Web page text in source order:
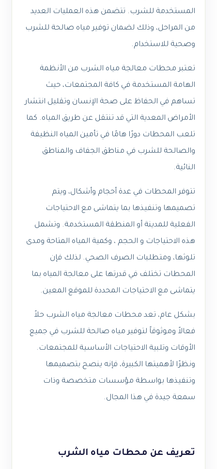
المستخدمة للشرب. تتضمن هذه العمليات العديد
من المراحل، وذلك لضمان توفير مياه صالحة للشرب
وصحية للاستخدام.
تعتبر محطات معالجة مياه الشرب من الأنظمة
الهامة المستخدمة في كافة المجتمعات، حيث
تساهم في الحفاظ على صحة الإنسان وتقليل انتشار
الأمراض المعدية التي قد تنتقل عن طريق المياه. كما
تلعب المحطات دورًا هامًا في تأمين المياه النظيفة
والصالحة للشرب في مناطق الجفاف والمناطق
النائية.
تتوفر المحطات في عدة أحجام وأشكال، ويتم
تصميمها وتنفيذها بما يتماشى مع الاحتياجات
الفعلية للمدينة أو المنطقة المستخدمة. وتشمل
هذه الاحتياجات و الحجم ، وكمية المياه المتاحة ومدى
تلوثها، ومتطلبات الصرف الصحي. لذلك فإن
المحطات تختلف في قدرتها على معالجة المياه بما
يتماشى مع الاحتياجات المحددة للموقع المعين.
بشكل عام، تعد محطات معالجة مياه الشرب حلاً
فعالاً وموثوقاً لتوفير مياه صالحة للشرب في جميع
الأوقات وتلبية الاحتياجات الأساسية للمجتمعات.
ونظرًا لأهميتها الكبيرة، فإنه ينصح بتصميمها
وتنفيذها بواسطة مؤسسات متخصصة وذات
سمعة جيدة في هذا المجال.
تعريف عن محطات مياه الشرب